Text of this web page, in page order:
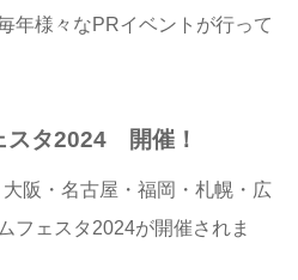
年様々なPRイベントが行って
スタ2024 開催！
阪・名古屋・福岡・札幌・広
フェスタ2024が開催されま